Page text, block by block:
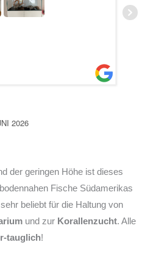
2026
der geringen Höhe ist dieses
Fische Südamerikas
beliebt für die Haltung von
und zur Korallenzucht. Alle
tauglich!